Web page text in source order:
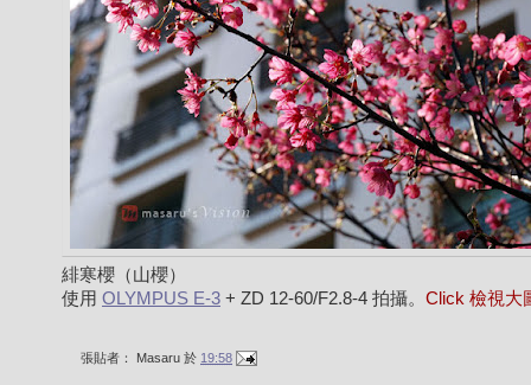
緋寒櫻（山櫻）
使用 OLYMPUS E-3 + ZD 12-60/F2.8-4 拍攝。 Click 檢視大
張貼者： Masaru 於 19:58